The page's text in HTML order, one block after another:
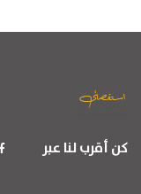
كن أقرب لنا عبر